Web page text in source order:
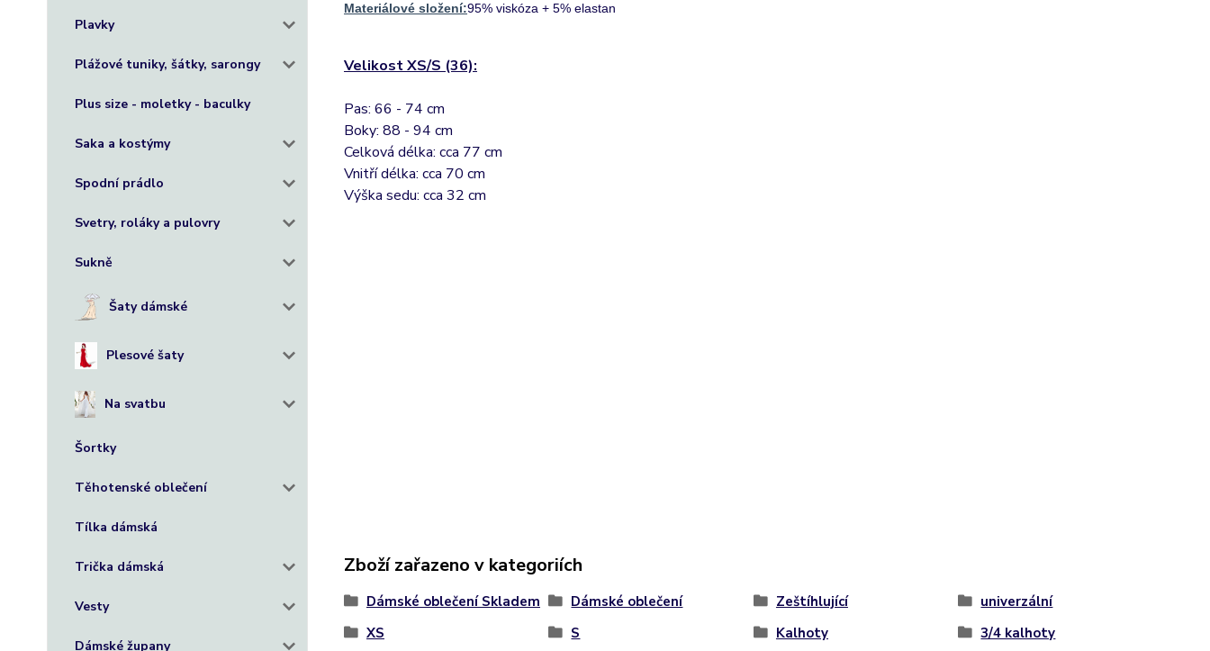
Plavky
Plážové tuniky, šátky, sarongy
Plus size - moletky - baculky
Saka a kostýmy
Spodní prádlo
Svetry, roláky a pulovry
Sukně
Šaty dámské
Plesové šaty
Na svatbu
Šortky
Těhotenské oblečení
Tílka dámská
Trička dámská
Vesty
Dámské župany
Materiálové složení:95% viskóza + 5% elastan
Velikost XS/S (36):
Pas: 66 - 74 cm
Boky: 88 - 94 cm
Celková délka: cca 77 cm
Vnitří délka: cca 70 cm
Výška sedu: cca 32 cm
Zboží zařazeno v kategoriích
Dámské oblečení Skladem Dámské oblečení Zeštíhlující
univerzální
XS
S Kalhoty
3/4 kalhoty